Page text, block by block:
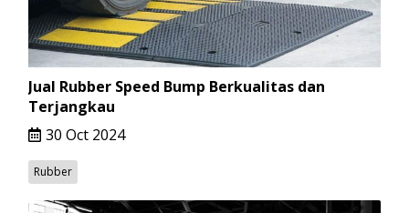
Jual Rubber Speed Bump Berkualitas dan
Terjangkau
30 Oct 2024
Rubber